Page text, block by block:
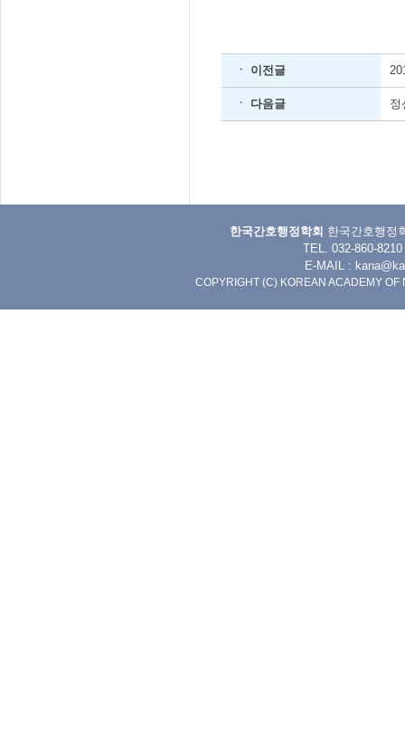
ㆍ 이전글
ㆍ 다음글 정
한국간호행정학회 한국간호행정
TEL. 032-860-
E-MAIL :
COPYRIGHT (C) KOREAN ACADEMY